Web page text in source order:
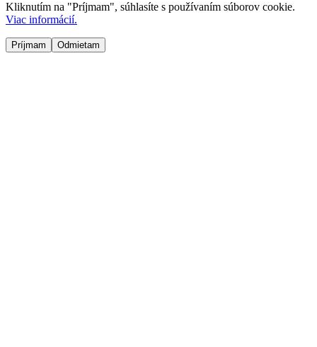
Kliknutím na "Príjmam", súhlasíte s používaním súborov cookie.
Viac informácií.
Príjmam Odmietam